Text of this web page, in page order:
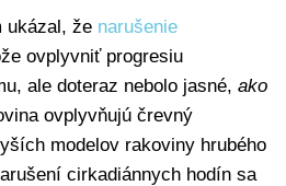
ukázal, že narušenie
ovplyvniť progresiu
ale doteraz nebolo jasné, ako
ovplyvňujú črevný
modelov rakoviny hrubého
cirkadiánnych hodín sa